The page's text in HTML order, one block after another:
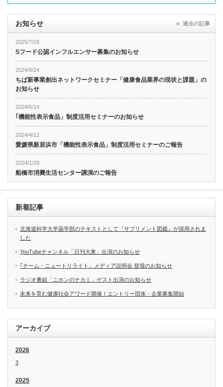
お知らせ
2025/7/18
Sフード公認インフルエンサー募集のお知らせ
2024/9/24
ちば新事業創出ネットワークセミナー「健康食品業界の現状と課題」の
お知らせ
2024/6/14
｢機能性表示食品」制度活用セミナーのお知らせ
2024/4/12
愛媛県新居浜市「機能性表示食品」制度活用セミナーのご報告
2024/1/29
船橋市消費生活センター講演のご報告
過去の記事
新着記事
北海道科学大学薬学部のテキストとして『サプリメント図鑑』が採用されま
した
YouTubeチャンネル「日刊大衆」出演のお知らせ
｢チーム・ニュートリライト」メディア説明会 登壇のお知らせ
ラジオ番組「ニホンのナカミ」ゲスト出演のお知らせ
未来を育む健康社会アワード開催！エントリー団体・企業募集開始
アーカイブ
2026
3
2025